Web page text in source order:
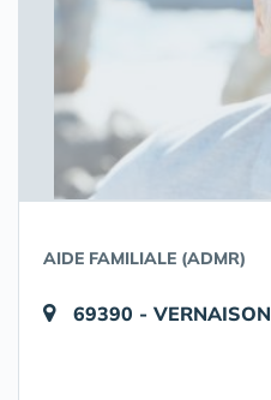
AIDE FAMILIALE (ADMR)
69390 - VERNAISON